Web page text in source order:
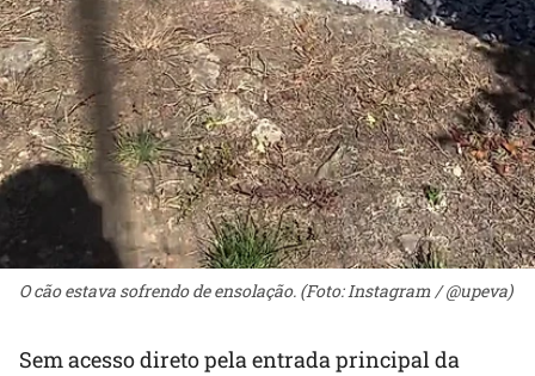
O cão estava sofrendo de ensolação. (Foto: Instagram / @upeva)
Sem acesso direto pela entrada principal da